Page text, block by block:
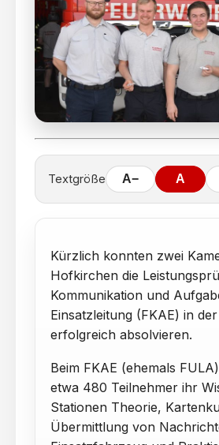
Textgröße A− A
Kürzlich konnten zwei
Hofkirchen die
Kommunikation und
Einsatzleitung (FKAE) in
erfolgreich absolvieren.
Beim FKAE (ehemals
etwa 480 Teilnehmer ihr
Stationen Theorie,
Übermittlung von